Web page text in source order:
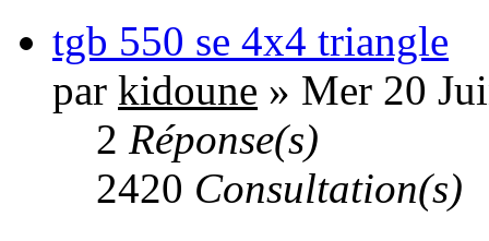
tgb 550 se 4x4 triangle
par kidoune » Mer 20
2 Réponse(s)
2420 Consultation(s)